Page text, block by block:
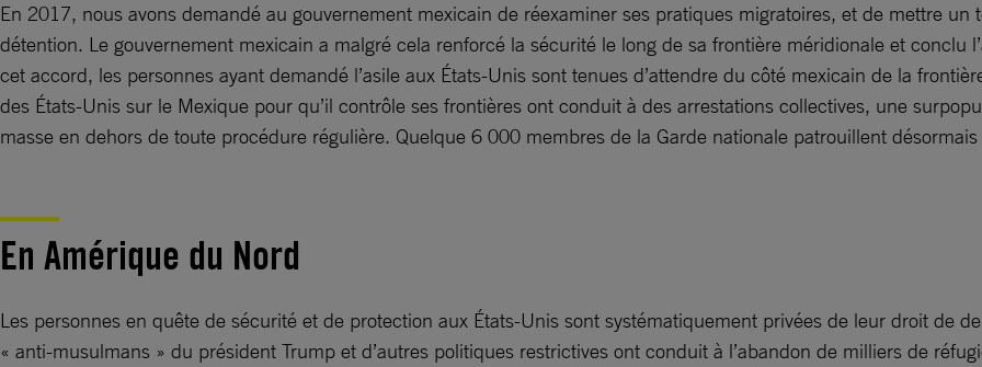
En 2017, nous avons demandé au gouvernement mexicain de réexaminer ses pratiques migratoires, et de mettre
détention. Le gouvernement mexicain a malgré cela renforcé la sécurité le long de sa frontière méridionale et conclu
cet accord, les personnes ayant demandé l’asile aux États-Unis sont tenues d’attendre du côté mexicain de la
des États-Unis sur le Mexique pour qu’il contrôle ses frontières ont conduit à des arrestations collectives, une
masse en dehors de toute procédure régulière. Quelque 6 000 membres de la Garde nationale patrouillent
En Amérique du Nord
Les personnes en quête de sécurité et de protection aux États-Unis sont systématiquement privées de leur droit de
« anti-musulmans » du président Trump et d’autres politiques restrictives ont conduit à l’abandon de milliers de